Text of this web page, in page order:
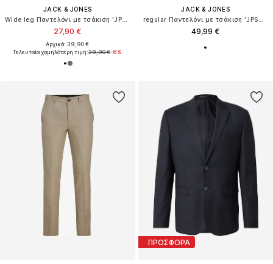
JACK & JONES
27,90 €
Αρχικά: 39,90 €
Τελευταία χαμηλότερη τιμή:29,90 €-6%
JACK & JONES
49,99 €
ΠΡΟΣΦΟΡΑ